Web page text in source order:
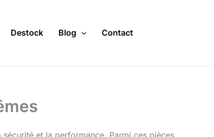
Destock Blog Contact